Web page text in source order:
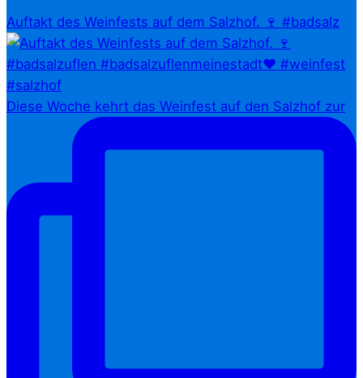
Auftakt des Weinfests auf dem Salzhof. 🍷 #badsalz
Diese Woche kehrt das Weinfest auf den Salzhof zur